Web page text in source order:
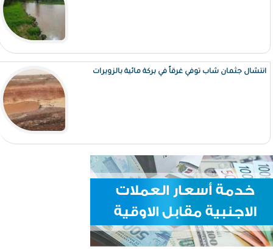
انتشال جثمان شاب توفي غرقاً في بركة مائية بالزويرات